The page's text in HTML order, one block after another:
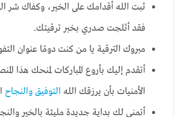
ثبت الله أقدامك على الخير، وكفاك شر
فقد أثلجت صدري بخبر ترقيتك.
مبروك الترقية يا من كنت دومًا عنوان
أتقدم إليك بأروع المباركات لمنحك هذا
الأمنيات بأن يرزقك الله التوفيق والنجاح
أتمنى لك بداية جديدة مليئة بالخير